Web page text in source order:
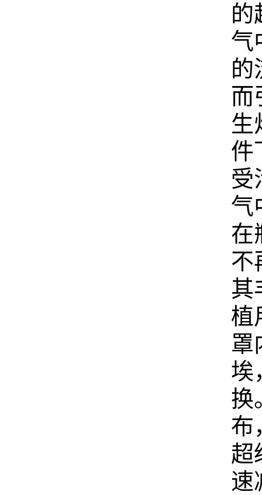
的
气
的
而
生
件
受
气
在
不
其
罩
埃
换
布
超
速